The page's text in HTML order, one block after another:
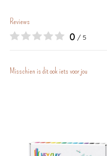
Reviews
0 / 5
Misschien is dit ook iets voor jou